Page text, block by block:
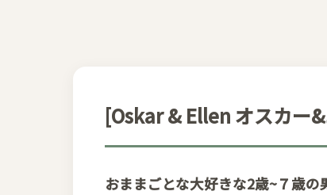
[Oskar & Ellen オスカー
おままごとな大好きな2歳~７歳